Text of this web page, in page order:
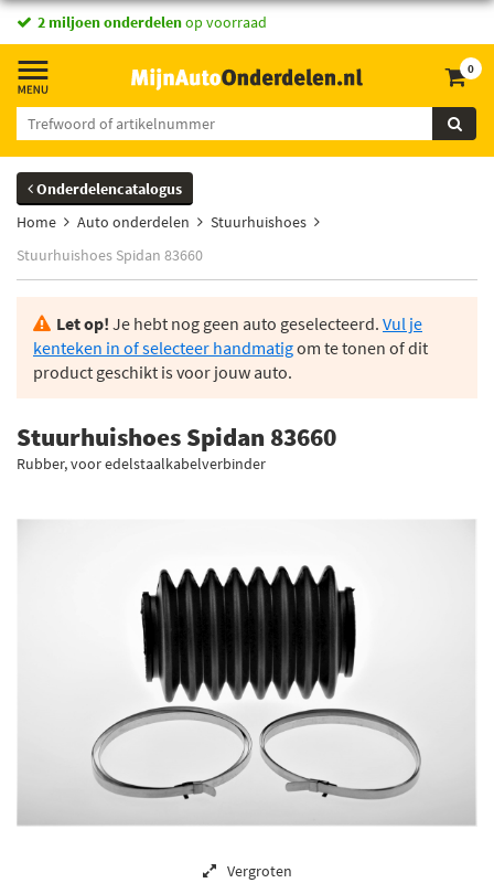
2 miljoen onderdelenop voorraad
0
Onderdelencatalogus
Home
Auto onderdelen
Stuurhuishoes
Stuurhuishoes Spidan 83660
Let op! Je hebt nog geen auto geselecteerd. Vul je
kenteken in of selecteer handmatigom te tonen of dit
product geschikt is voor jouw auto.
Stuurhuishoes Spidan 83660
Rubber, voor edelstaalkabelverbinder
Vergroten